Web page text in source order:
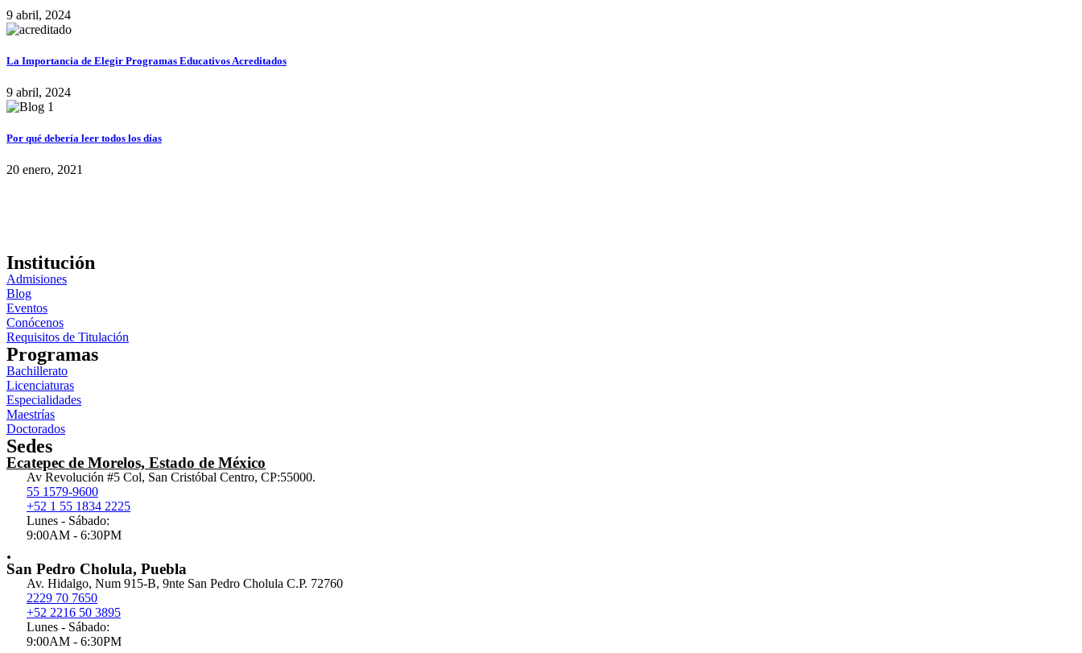
9 abril, 2024
La Importancia de Elegir Programas Educativos Acreditados
9 abril, 2024
Por qué debería leer todos los días
20 enero, 2021
Institución
Admisiones
Blog
Eventos
Conócenos
Requisitos de Titulación
Programas
Bachillerato
Licenciaturas
Especialidades
Maestrías
Doctorados
Sedes
Ecatepec de Morelos, Estado de México
Av Revolución #5 Col, San Cristóbal Centro, CP:55000.
55 1579-9600
+52 1 55 1834 2225
Lunes - Sábado:
9:00AM - 6:30PM
.
San Pedro Cholula, Puebla
Av. Hidalgo, Num 915-B, 9nte San Pedro Cholula C.P. 72760
2229 70 7650
+52 2216 50 3895
Lunes - Sábado:
9:00AM - 6:30PM